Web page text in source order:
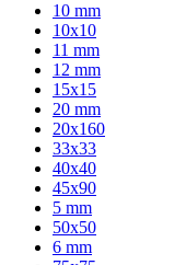
10 mm
10x10
11 mm
12 mm
15x15
20 mm
20х160
33x33
40х40
45x90
5 mm
50x50
6 mm